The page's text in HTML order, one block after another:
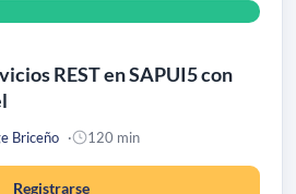
REST en SAPUI5 con
Briceño 120 min
Registrarse